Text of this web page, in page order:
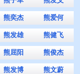
熊奕杰 熊爱何
熊发雄 熊健飞
熊屈阳 熊俊杰
熊发博 熊文蔚